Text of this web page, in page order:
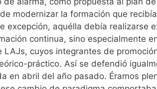
modernizar la formación que
excepción, aquélla debía realizarse
continua, sino especialmente
LAJs, cuyos integrantes de
práctico. Así se defendió
en abril del año pasado. Éramos